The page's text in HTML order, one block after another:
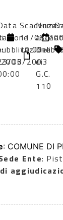
06/2003
Scadenza:
11/08/
10:00
atto:
di
G.C.
110
: COMUNE DI
Ente: